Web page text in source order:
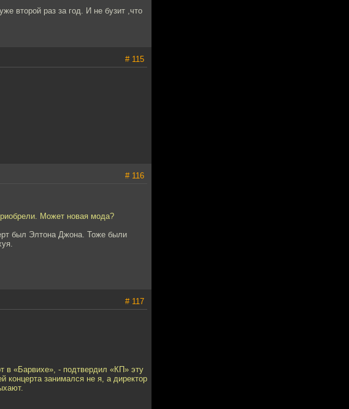
второй раз за год. И не бузит ,что
# 115
# 116
Может новая мода?
был Элтона Джона. Тоже были
# 117
в «Барвихе», - подтвердил «КП» эту
концерта занимался не я, а директор